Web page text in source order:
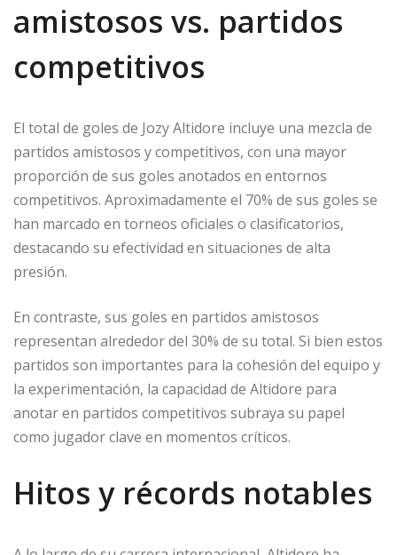
amistosos vs. partidos
competitivos
El total de goles de Jozy Altidore incluye una mezcla de
partidos amistosos y competitivos, con una mayor
proporción de sus goles anotados en entornos
competitivos. Aproximadamente el 70% de sus goles se
han marcado en torneos oficiales o clasificatorios,
destacando su efectividad en situaciones de alta
presión.
En contraste, sus goles en partidos amistosos
representan alrededor del 30% de su total. Si bien estos
partidos son importantes para la cohesión del equipo y
la experimentación, la capacidad de Altidore para
anotar en partidos competitivos subraya su papel
como jugador clave en momentos críticos.
Hitos y récords notables